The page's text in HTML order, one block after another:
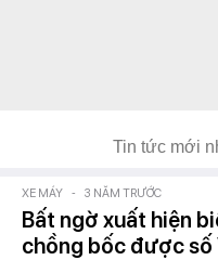
Tin tức mới
XE MÁY - 3 NĂM TRƯỚC
Bất ngờ xuất hiện
chồng bốc được số